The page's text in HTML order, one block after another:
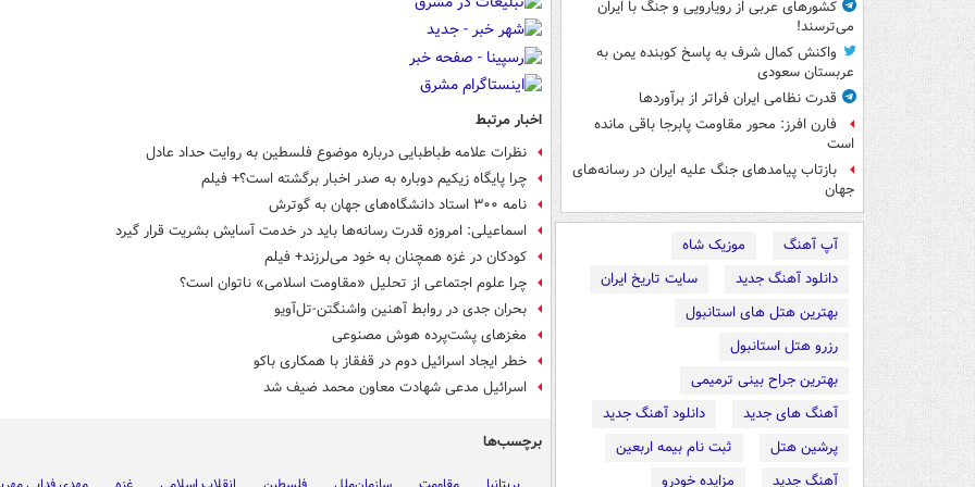
کشورهای عربی از رویارویی و جنگ با ایران
می‌ترسند!
واکنش کمال شرف به پاسخ کوبنده یمن به
عربستان سعودی
قدرت نظامی ایران فراتر از برآوردها
فارن افرز: محور مقاومت پابرجا باقی مانده
است
بازتاب پیامدهای جنگ علیه ایران در رسانه‌های
جهان
آپ آهنگ
موزیک شاه
دانلود آهنگ جدید
سایت تاریخ ایران
بهترین هتل های استانبول
رزرو هتل استانبول
بهترین جراح بینی ترمیمی
آهنگ های جدید
دانلود آهنگ جدید
پرشین هتل
ثبت نام بیمه اربعین
آهنگ جدید
مزایده خودرو
اخبار مرتبط
نظرات علامه طباطبایی درباره موضوع فلسطین به روایت حداد عادل
چرا پایگاه زیکیم دوباره به صدر اخبار برگشته است؟+ فیلم
نامه ۳۰۰ استاد دانشگاه‌های جهان به گوترش
اسماعیلی: امروزه قدرت رسانه‌ها باید در خدمت آسایش بشریت قرار گیرد
کودکان در غزه همچنان به خود می‌لرزند+ فیلم
چرا علوم‌ اجتماعی از تحلیل «مقاومت اسلامی» ناتوان است؟
بحران جدی در روابط آهنین واشنگتن-تل‌آویو
مغزهای پشت‌پرده هوش مصنوعی
خطر ایجاد اسرائیل دوم در قفقاز با همکاری باکو
اسرائیل مدعی شهادت معاون محمد ضیف شد
برچسب‌ها